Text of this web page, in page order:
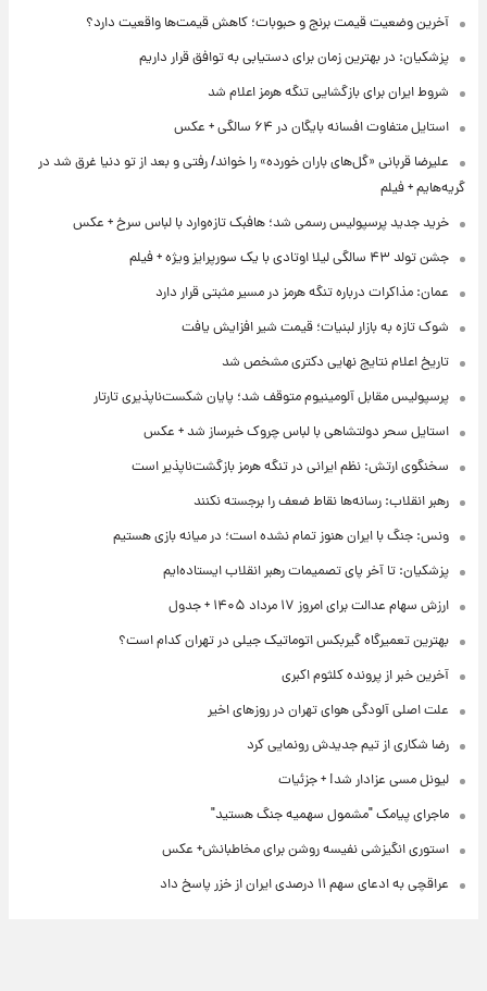
آخرین وضعیت قیمت برنج و حبوبات؛ کاهش قیمت‌ها واقعیت دارد؟
پزشکیان: در بهترین زمان برای دستیابی به توافق قرار داریم
شروط ایران برای بازگشایی تنگه هرمز اعلام شد
استایل متفاوت افسانه بایگان در ۶۴ سالگی + عکس
علیرضا قربانی «گل‌های باران خورده» را خواند/ رفتی و بعد از تو دنیا غرق شد در
گریه‌هایم + فیلم
خرید جدید پرسپولیس رسمی شد؛ هافبک تازه‌وارد با لباس سرخ + عکس
جشن تولد ۴۳ سالگی لیلا اوتادی با یک سورپرایز ویژه + فیلم
عمان: مذاکرات درباره تنگه هرمز در مسیر مثبتی قرار دارد
شوک تازه به بازار لبنیات؛ قیمت شیر افزایش یافت
تاریخ اعلام نتایج نهایی دکتری مشخص شد
پرسپولیس مقابل آلومینیوم متوقف شد؛ پایان شکست‌ناپذیری تارتار
استایل سحر دولتشاهی با لباس چروک خبرساز شد + عکس
سخنگوی ارتش: نظم ایرانی در تنگه هرمز بازگشت‌ناپذیر است
رهبر انقلاب: رسانه‌ها نقاط ضعف را برجسته نکنند
ونس: جنگ با ایران هنوز تمام نشده است؛ در میانه بازی هستیم
پزشکیان: تا آخر پای تصمیمات رهبر انقلاب ایستاده‌ایم
ارزش سهام عدالت برای امروز ۱۷ مرداد ۱۴۰۵ + جدول
بهترین تعمیرگاه گیربکس اتوماتیک جیلی در تهران کدام است؟
آخرین خبر از پرونده کلثوم اکبری
علت اصلی آلودگی هوای تهران در روزهای اخیر
رضا شکاری از تیم جدیدش رونمایی کرد
لیونل مسی عزادار شد! + جزئیات
ماجرای پیامک "مشمول سهمیه جنگ هستید"
استوری انگیزشی نفیسه روشن برای مخاطبانش+ عکس
عراقچی به ادعای سهم ۱۱ درصدی ایران از خزر پاسخ داد